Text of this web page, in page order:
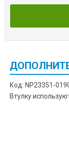
Код: NP23351-
Втулку